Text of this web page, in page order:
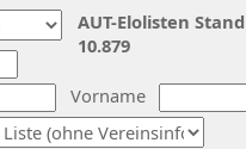
Vorname
AUT-Elolisten
10.879